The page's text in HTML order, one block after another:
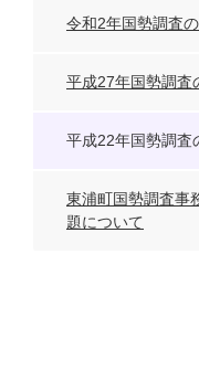
令和2年国勢調査
平成27年国勢調査
平成22年国勢調査
東浦町国勢調査事
題について